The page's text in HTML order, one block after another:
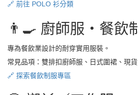
🔗 前往 POLO 衫分類
👨‍🍳 廚師服・餐飲
專為餐飲業設計的耐穿實用服裝。
常見品項：雙排扣廚師服、日式圍裙、現
🔗 探索餐飲制服專區